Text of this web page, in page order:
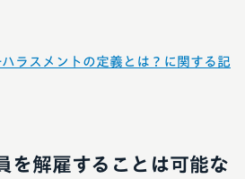
ラスメントの定義とは？に関する記
を解雇することは可能な